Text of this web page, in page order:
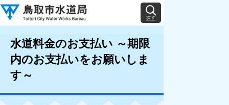
探す
水道料金のお支払い ～期限
内のお支払いをお願いしま
す～